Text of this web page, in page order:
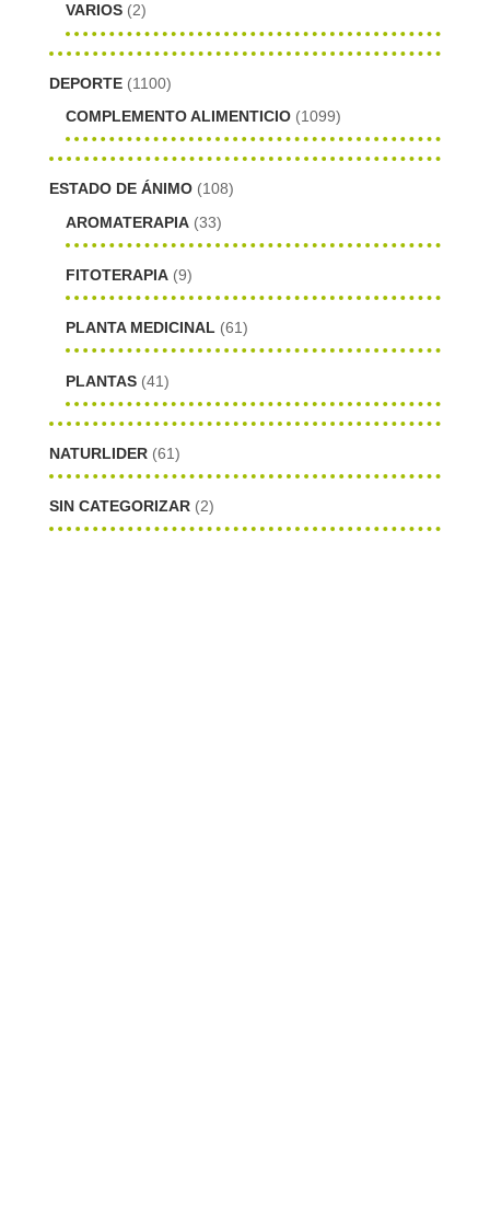
VARIOS (2)
DEPORTE (1100)
COMPLEMENTO ALIMENTICIO (1099)
ESTADO DE ÁNIMO (108)
AROMATERAPIA (33)
FITOTERAPIA (9)
PLANTA MEDICINAL (61)
PLANTAS (41)
NATURLIDER (61)
SIN CATEGORIZAR (2)